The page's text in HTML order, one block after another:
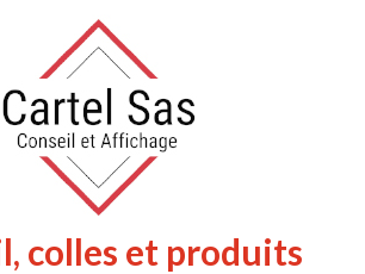
colles et produits